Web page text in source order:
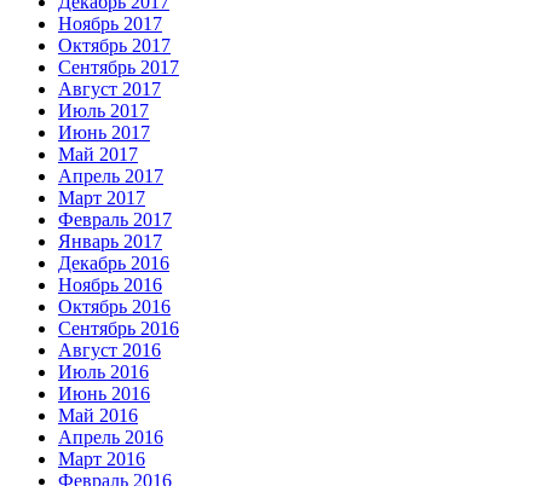
Ноябрь 2017
Октябрь 2017
Сентябрь 2017
Август 2017
Июль 2017
Июнь 2017
Май 2017
Апрель 2017
Март 2017
Февраль 2017
Январь 2017
Декабрь 2016
Ноябрь 2016
Октябрь 2016
Сентябрь 2016
Август 2016
Июль 2016
Июнь 2016
Май 2016
Апрель 2016
Март 2016
Февраль 2016